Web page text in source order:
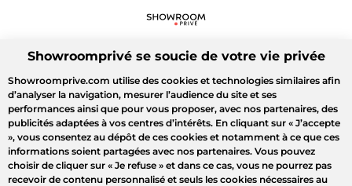
Showroomprivé se soucie de votre vie privée
Showroomprive.com utilise des cookies et technologies similaires afin
d’analyser la navigation, mesurer l’audience du site et ses
performances ainsi que pour vous proposer, avec nos partenaires, des
publicités adaptées à vos centres d’intérêts. En cliquant sur « J’accepte
», vous consentez au dépôt de ces cookies et notamment à ce que ces
informations soient partagées avec nos partenaires. Vous pouvez
choisir de cliquer sur « Je refuse » et dans ce cas, vous ne pourrez pas
recevoir de contenu personnalisé et seuls les cookies nécessaires au